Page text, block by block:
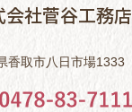
会社菅谷工務店
香取市八日市場1333